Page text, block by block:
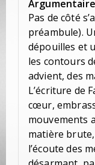
Pas de côté
préambule).
dépouilles et
les contours
advient, des
L’écriture de
cœur,
mouvements
matière brute,
l’écoute des